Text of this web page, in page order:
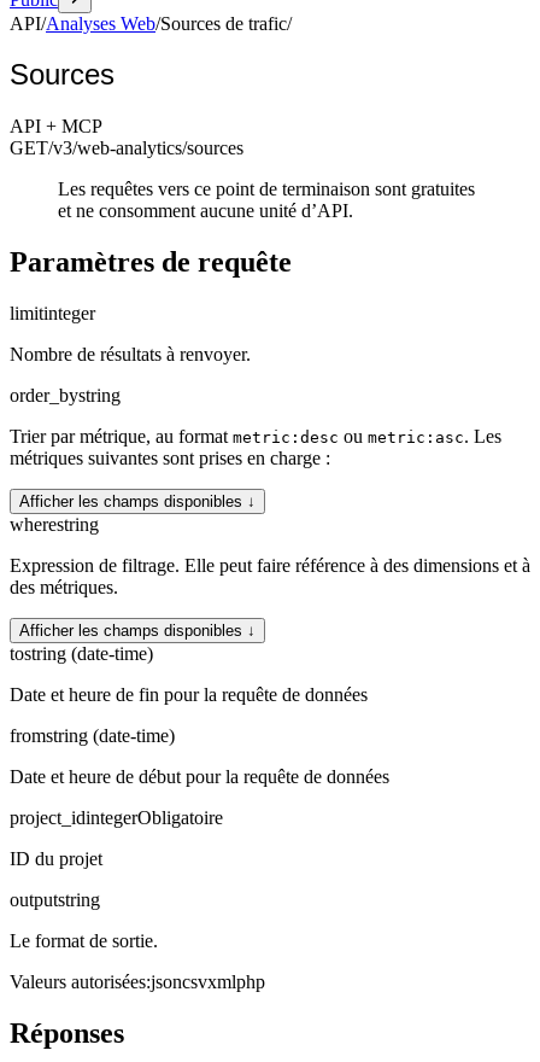
API/Analyses Web/Sources de trafic/
Sources
API + MCP
GET/v3/web-analytics/sources
Les requêtes vers ce point de terminaison sont gratuites
et ne consomment aucune unité d’API.
Paramètres de requête
limitinteger
Nombre de résultats à renvoyer.
order_bystring
Trier par métrique, au format metric:desc ou metric:asc. Les
métriques suivantes sont prises en charge :
Afficher les champs disponibles ↓
wherestring
Expression de filtrage. Elle peut faire référence à des dimensions et à
des métriques.
Afficher les champs disponibles ↓
tostring (date-time)
Date et heure de fin pour la requête de données
fromstring (date-time)
Date et heure de début pour la requête de données
project_idintegerObligatoire
ID du projet
outputstring
Le format de sortie.
Valeurs autorisées:jsoncsvxmlphp
Réponses